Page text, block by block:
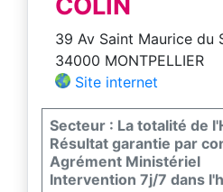
39 Av Saint Maurice du
34000 MONTPELLIER
Site internet
Secteur : La totalité de
Résultat garantie par
Agrément Ministériel
Intervention 7j/7 dans